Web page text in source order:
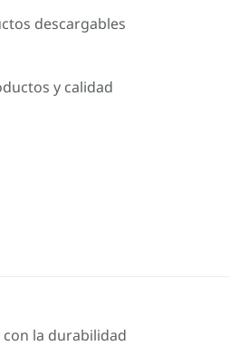
descargables
y calidad
la durabilidad